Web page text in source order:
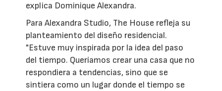
explica Dominique Alexandra.
Para Alexandra Studio, The House refleja su
planteamiento del diseño residencial.
"Estuve muy inspirada por la idea del paso
del tiempo. Queríamos crear una casa que no
respondiera a tendencias, sino que se
sintiera como un lugar donde el tiempo se